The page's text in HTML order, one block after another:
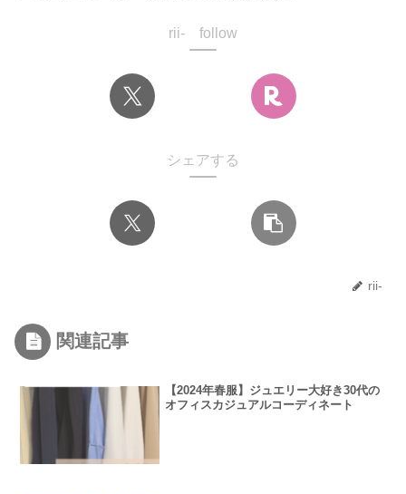
rii- follow
シェアする
rii-
関連記事
【2024年春服】ジュエリー大好き30代の
オフィスカジュアルコーディネート